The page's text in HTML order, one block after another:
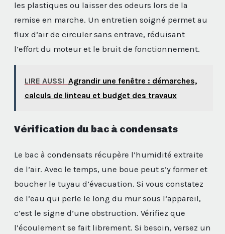
les plastiques ou laisser des odeurs lors de la
remise en marche. Un entretien soigné permet au
flux d’air de circuler sans entrave, réduisant
l’effort du moteur et le bruit de fonctionnement.
LIRE AUSSI Agrandir une fenêtre : démarches,
calculs de linteau et budget des travaux
Vérification du bac à condensats
Le bac à condensats récupère l’humidité extraite
de l’air. Avec le temps, une boue peut s’y former et
boucher le tuyau d’évacuation. Si vous constatez
de l’eau qui perle le long du mur sous l’appareil,
c’est le signe d’une obstruction. Vérifiez que
l’écoulement se fait librement. Si besoin, versez un